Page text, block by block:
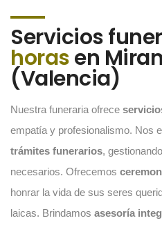
Servicios
horasen
(Valencia)
Nuestra funeraria ofrece
empatía y profesionalismo. Nos
trámites funerarios,
necesarios. Ofrecemos
honrar la vida de sus seres
laicas. Brindamos asesoría